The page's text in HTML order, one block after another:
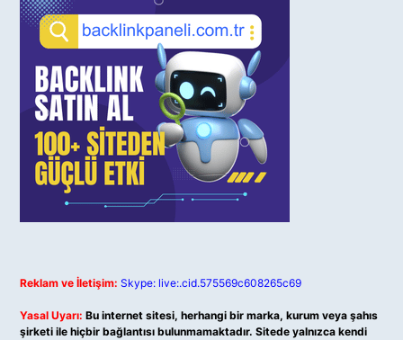
Reklam ve İletişim: Skype: live:.cid.575569c608265c69
Yasal Uyarı: Bu internet sitesi, herhangi bir marka, kurum veya şahıs
şirketi ile hiçbir bağlantısı bulunmamaktadır. Sitede yalnızca kendi